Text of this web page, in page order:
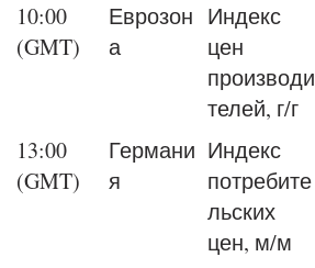
10:00
(GMT)
Еврозон
а
Индекс
цен
производи
телей, г/г
13:00
(GMT)
Германи
я
Индекс
потребите
льских
цен, м/м